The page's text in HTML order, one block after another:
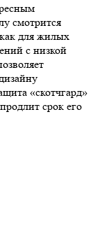
смотрится
для жилых
с низкой
«скотчгард»
срок его